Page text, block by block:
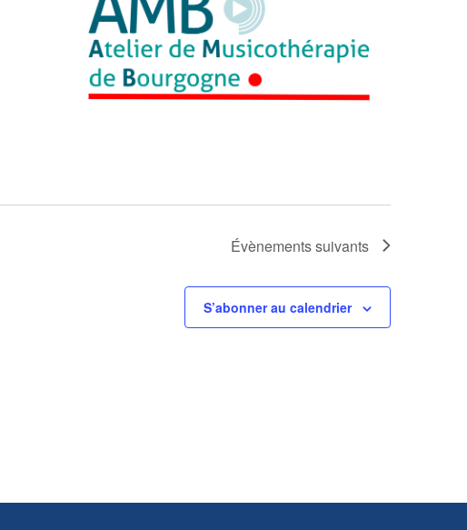
Évènementssuivants
S’abonner au calendrier